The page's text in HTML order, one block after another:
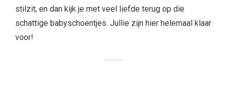
stilzit, en dan kijk je met veel liefde terug op die
schattige babyschoentjes. Jullie zijn hier helemaal klaar
voor!